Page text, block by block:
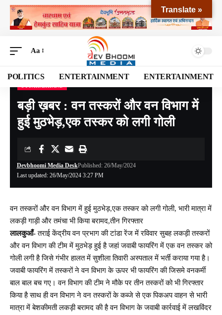
Aa
POLITICS ENTERTAINMENT ENTERTAINMENT
Devbhoomi Media Blog>NATIONAL>UTTARAKHAND >बड़ी ख़बर : वन तस्करों और वन विभाग में हुई मुठभेड़,एक तस्कर को लगी गोली
बड़ी ख़बर : वन तस्करों और वन विभाग में
हुई मुठभेड़,एक तस्कर को लगी गोली
Last updated: 26/May/2024 3:27 PM
Devbhoomi Media DeskPublished: 26/May/2024
वन तस्करों और वन विभाग में हुई मुठभेड़,एक तस्कर को लगी गोली, भारी मात्रा में
लकड़ी गाड़ी और तमंचा भी किया बरामद,तीन गिरफ्तार
लालकुआँ-तराई केंद्रीय वन प्रभाग की टांडा रेंज में रविवार सुबह लकड़ी तस्करों
और वन विभाग की टीम में मुठभेड़ हुई है जहां जवाबी फायरिंग में एक वन तस्कर को
गोली लगी है जिसे गंभीर हालत में सुशीला तिवारी अस्पताल में भर्ती कराया गया है।
जवाबी फायरिंग में तस्करों ने वन विभाग के ऊपर भी फायरिंग की जिसमे वनकर्मी
बाल बाल बच गए। वन विभाग की टीम ने मौके पर तीन तस्करों को भी गिरफ्तार
किया है साथ ही वन विभाग ने वन तस्करों के कब्जे से एक पिकअप वाहन से भारी
मात्रा में बेशकीमती लकड़ी बरामद की है वन विभाग के जवाबी कार्रवाई में लखविंदर
Translate »